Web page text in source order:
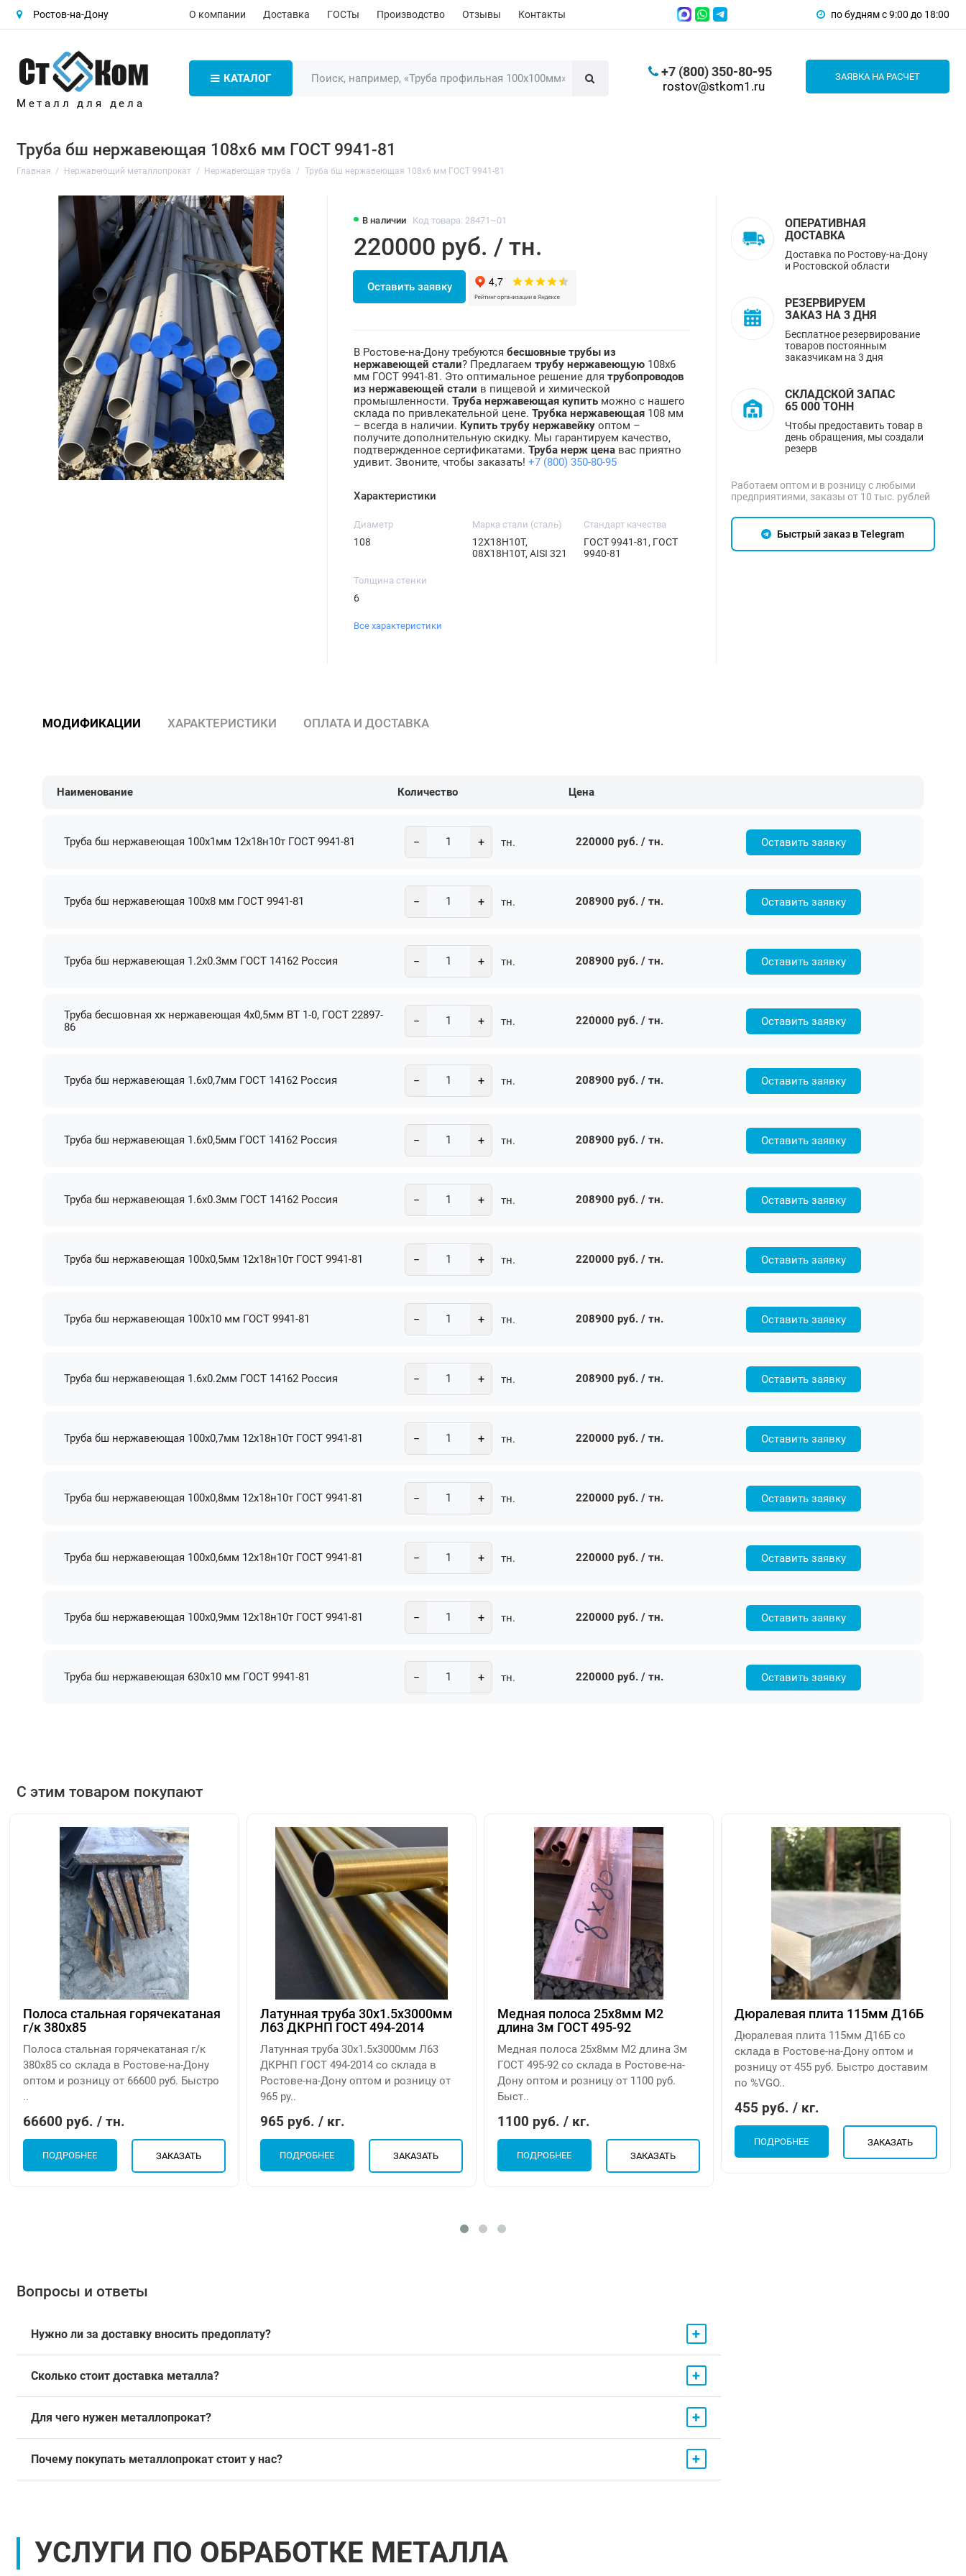
Ростов-на-Дону О компании Доставка ГОСТы Производство Отзывы Контакты по будням с 9:00 до 18:00
Металл для дела
КАТАЛОГ +7 (800) 350-80-95
rostov@stkom1.ru
ЗАЯВКА НА РАСЧЕТ
Труба бш нержавеющая 108х6 мм ГОСТ 9941-81
Главная Нержавеющий металлопрокат Нержавеющая труба Труба бш нержавеющая 108х6 мм ГОСТ 9941-81
В наличии Код товара: 28471~01
220000 руб. / тн.
Оставить заявку
В Ростове-на-Дону требуютсябесшовные трубы из
нержавеющей стали? Предлагаемтрубу нержавеющую 108х6
мм ГОСТ 9941-81. Это оптимальное решение длятрубопроводов
из нержавеющей стали в пищевой и химической
промышленности.Труба нержавеющая купить можно с нашего
склада по привлекательной цене.Трубка нержавеющая 108 мм
– всегда в наличии. Купить трубу нержавейку оптом –
получите дополнительную скидку. Мы гарантируем качество,
подтвержденное сертификатами.Труба нерж цена вас приятно
удивит. Звоните, чтобы заказать!+7 (800) 350-80-95
Характеристики
Диаметр
108
Марка стали (сталь)
12Х18Н10Т,
08Х18Н10Т, AISI 321
Стандарт качества
ГОСТ 9941-81, ГОСТ
9940-81
Толщина стенки
6
Все характеристики
ОПЕРАТИВНАЯ
ДОСТАВКА
Доставка по Ростову-на-Дону
и Ростовской области
РЕЗЕРВИРУЕМ
ЗАКАЗ НА 3 ДНЯ
Бесплатное резервирование
товаров постоянным
заказчикам на 3 дня
СКЛАДСКОЙ ЗАПАС
65 000 ТОНН
Чтобы предоставить товар в
день обращения, мы создали
резерв
Работаем оптом и в розницу с любыми
предприятиями, заказы от 10 тыс. рублей
Быстрый заказ в Telegram
МОДИФИКАЦИИ ХАРАКТЕРИСТИКИ ОПЛАТА И ДОСТАВКА
Наименование Количество Цена
Труба бш нержавеющая 100х1мм 12х18н10т ГОСТ 9941-81 − + тн. 220000 руб. / тн. Оставить заявку
Труба бш нержавеющая 100х8 мм ГОСТ 9941-81 − + тн. 208900 руб. / тн. Оставить заявку
Труба бш нержавеющая 1.2х0.3мм ГОСТ 14162 Россия − + тн. 208900 руб. / тн. Оставить заявку
Труба бесшовная хк нержавеющая 4x0,5мм ВТ 1-0, ГОСТ 22897-
86
− + тн. 220000 руб. / тн. Оставить заявку
Труба бш нержавеющая 1.6х0,7мм ГОСТ 14162 Россия − + тн. 208900 руб. / тн. Оставить заявку
Труба бш нержавеющая 1.6х0,5мм ГОСТ 14162 Россия − + тн. 208900 руб. / тн. Оставить заявку
Труба бш нержавеющая 1.6х0.3мм ГОСТ 14162 Россия − + тн. 208900 руб. / тн. Оставить заявку
Труба бш нержавеющая 100х0,5мм 12х18н10т ГОСТ 9941-81 − + тн. 220000 руб. / тн. Оставить заявку
Труба бш нержавеющая 100х10 мм ГОСТ 9941-81 − + тн. 208900 руб. / тн. Оставить заявку
Труба бш нержавеющая 1.6х0.2мм ГОСТ 14162 Россия − + тн. 208900 руб. / тн. Оставить заявку
Труба бш нержавеющая 100х0,7мм 12х18н10т ГОСТ 9941-81 − + тн. 220000 руб. / тн. Оставить заявку
Труба бш нержавеющая 100х0,8мм 12х18н10т ГОСТ 9941-81 − + тн. 220000 руб. / тн. Оставить заявку
Труба бш нержавеющая 100х0,6мм 12х18н10т ГОСТ 9941-81 − + тн. 220000 руб. / тн. Оставить заявку
Труба бш нержавеющая 100х0,9мм 12х18н10т ГОСТ 9941-81 − + тн. 220000 руб. / тн. Оставить заявку
Труба бш нержавеющая 630х10 мм ГОСТ 9941-81 − + тн. 220000 руб. / тн. Оставить заявку
С этим товаром покупают
Полоса стальная горячекатаная
г/к 380х85
Полоса стальная горячекатаная г/к
380х85 со склада в Ростове-на-Дону
оптом и розницу от 66600 руб. Быстро
..
66600 руб. / тн.
ПОДРОБНЕЕ ЗАКАЗАТЬ
Латунная труба 30х1.5х3000мм
Л63 ДКРНП ГОСТ 494-2014
Латунная труба 30х1.5х3000мм Л63
ДКРНП ГОСТ 494-2014 со склада в
Ростове-на-Дону оптом и розницу от
965 ру..
965 руб. / кг.
ПОДРОБНЕЕ ЗАКАЗАТЬ
Медная полоса 25х8мм М2
длина 3м ГОСТ 495-92
Медная полоса 25х8мм М2 длина 3м
ГОСТ 495-92 со склада в Ростове-на-
Дону оптом и розницу от 1100 руб.
Быст..
1100 руб. / кг.
ПОДРОБНЕЕ ЗАКАЗАТЬ
Дюралевая плита 115мм Д16Б
Дюралевая плита 115мм Д16Б со
склада в Ростове-на-Дону оптом и
розницу от 455 руб. Быстро доставим
по %VGO..
455 руб. / кг.
ПОДРОБНЕЕ ЗАКАЗАТЬ
Вопросы и ответы
Нужно ли за доставку вносить предоплату? +
Сколько стоит доставка металла? +
Для чего нужен металлопрокат? +
Почему покупать металлопрокат стоит у нас? +
УСЛУГИ ПО ОБРАБОТКЕ МЕТАЛЛА